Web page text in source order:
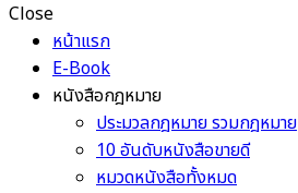
Close
หน้าแรก
E-Book
หนังสือกฎหมาย
ประมวลกฎหมาย รวมกฎหมาย
10 อันดับหนังสือขายดี
หมวดหนังสือทั้งหมด